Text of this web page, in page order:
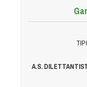
A.S.